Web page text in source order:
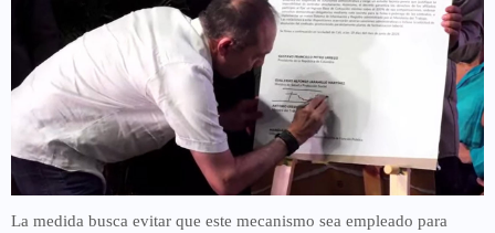
La medida busca evitar que este mecanismo sea empleado para